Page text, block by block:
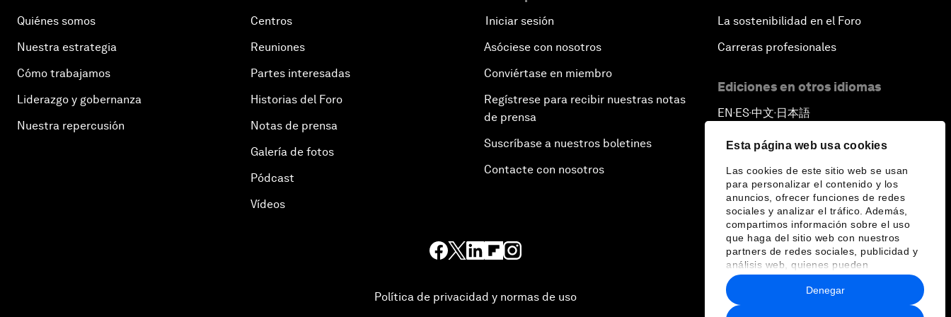
Esta página web usa cookies
Las cookies de este sitio web se usan
para personalizar el contenido y los
anuncios, ofrecer funciones de redes
sociales y analizar el tráfico. Además,
compartimos información sobre el uso
que haga del sitio web con nuestros
partners de redes sociales, publicidad y
análisis web, quienes pueden
combinarla con otra información que les
haya proporcionado o que hayan
recopilado a partir del uso que haya
Denegar
Quiénes somos
Nuestra estrategia
Cómo trabajamos
Liderazgo y gobernanza
Nuestra repercusión
Centros
Reuniones
Partes interesadas
Historias del Foro
Notas de prensa
Galería de fotos
Pódcast
Vídeos
Iniciar sesión
Asóciese con nosotros
Conviértase en miembro
Regístrese para recibir nuestras notas
de prensa
Suscríbase a nuestros boletines
Contacte con nosotros
La sostenibilidad en el Foro
Carreras profesionales
Ediciones en otros idiomas
EN ▪ ES▪中文▪ 日本語
Política de privacidad y normas de uso